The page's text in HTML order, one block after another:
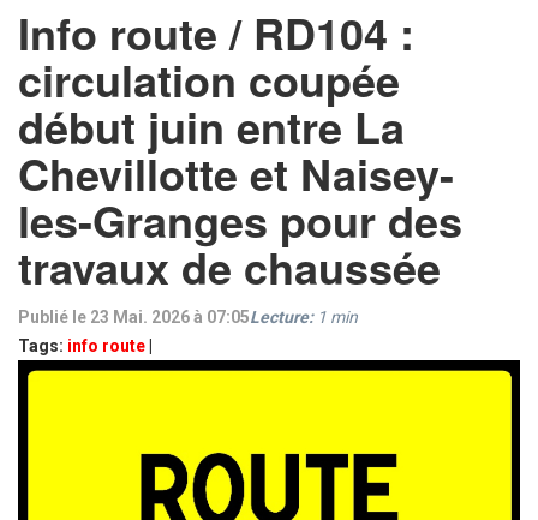
Info route / RD104 :
circulation coupée
début juin entre La
Chevillotte et Naisey-
les-Granges pour des
travaux de chaussée
Publié le 23 Mai. 2026 à 07:05
Tags: info route
Lecture: 1 min